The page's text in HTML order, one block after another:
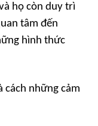
họ còn duy trì
tâm đến
hình thức
cách những cảm